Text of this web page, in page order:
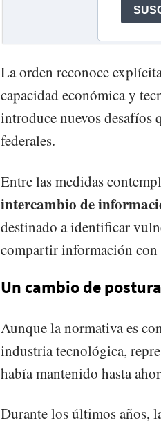
La orden reconoce
capacidad económica y
introduce nuevos desafíos
federales.
Entre las medidas
intercambio de
destinado a identificar
compartir información con
Un cambio de
Aunque la normativa es
industria tecnológica,
había mantenido hasta
Durante los últimos años,